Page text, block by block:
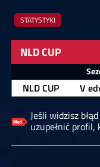
STATYSTYKI
NLD CUP
NLD CUP V
Jeśli widzisz
uzupełnić